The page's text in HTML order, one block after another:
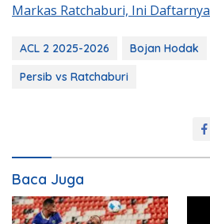
Markas Ratchaburi, Ini Daftarnya
ACL 2 2025-2026 Bojan Hodak
Persib vs Ratchaburi
Baca Juga